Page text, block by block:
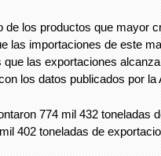
de los productos que mayor
las importaciones de este
que las exportaciones
los datos publicados por la
774 mil 432 toneladas
402 toneladas de